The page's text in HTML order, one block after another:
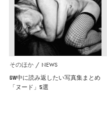
そのほか NEWS
GW中に読み返したい写真集まとめ
「ヌード」5選